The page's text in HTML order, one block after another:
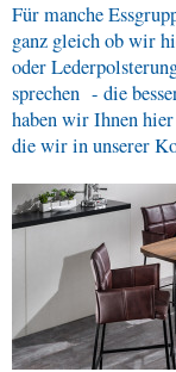
Für manche
ganz gleich ob wir
oder
sprechen - die
haben wir Ihnen
die wir in unserer